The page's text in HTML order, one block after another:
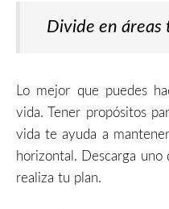
Divide en áreas
Lo mejor que puedes
vida. Tener propósitos
vida te ayuda a
horizontal. Descarga
realiza tu plan.